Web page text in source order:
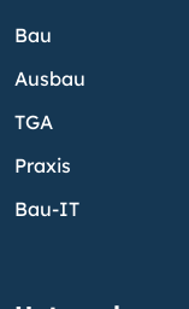
Bau
Ausbau
TGA
Praxis
Bau-IT